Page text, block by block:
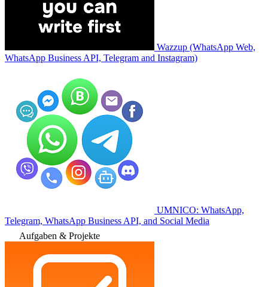
Wazzup (WhatsApp Web,
WhatsApp Business API, Telegram and Instagram)
UMNICO: WhatsApp,
Telegram, WhatsApp Business API, and Social Media
Aufgaben & Projekte